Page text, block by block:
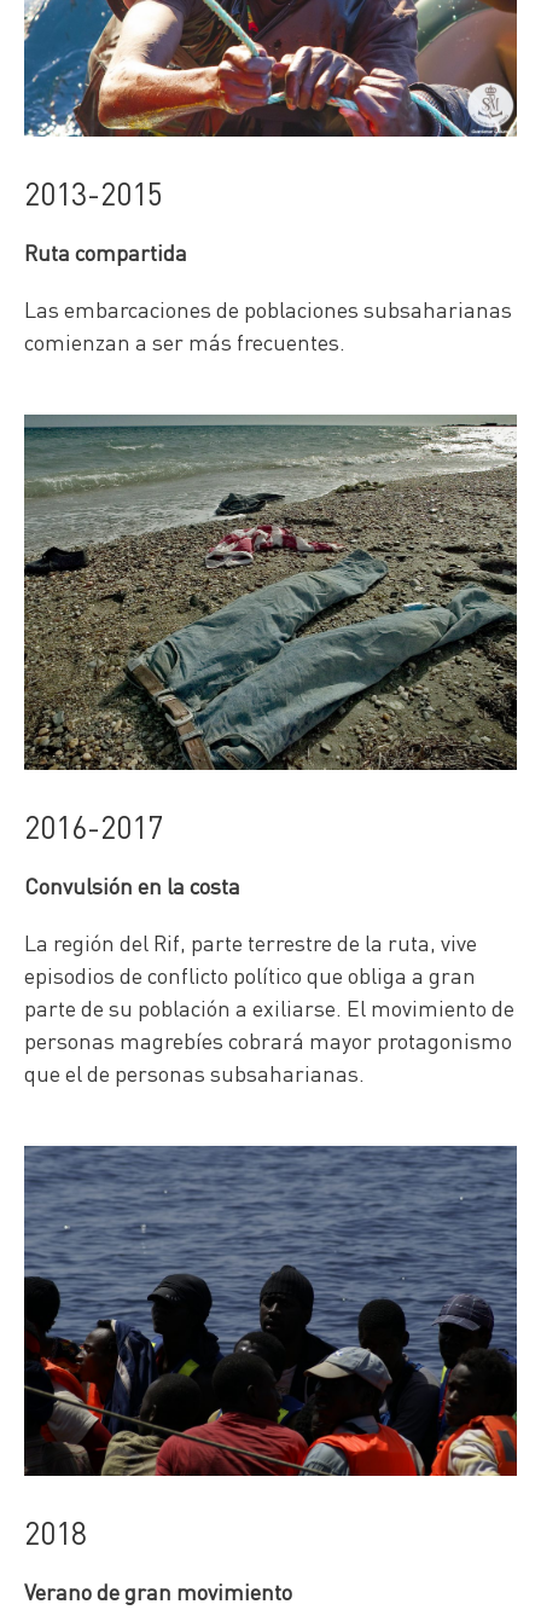
2013-2015
Ruta compartida
Las embarcaciones de poblaciones subsaharianas
comienzan a ser más frecuentes.
2016-2017
Convulsión en la costa
La región del Rif, parte terrestre de la ruta, vive
episodios de conflicto político que obliga a gran
parte de su población a exiliarse. El movimiento de
personas magrebíes cobrará mayor protagonismo
que el de personas subsaharianas.
2018
Verano de gran movimiento